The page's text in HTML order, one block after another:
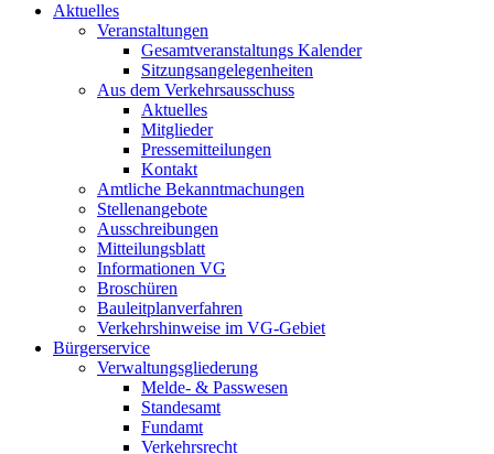
Aktuelles
Veranstaltungen
Gesamtveranstaltungs Kalender
Sitzungsangelegenheiten
Aus dem Verkehrsausschuss
Aktuelles
Mitglieder
Pressemitteilungen
Kontakt
Amtliche Bekanntmachungen
Stellenangebote
Ausschreibungen
Mitteilungsblatt
Informationen VG
Broschüren
Bauleitplanverfahren
Verkehrshinweise im VG-Gebiet
Bürgerservice
Verwaltungsgliederung
Melde- & Passwesen
Standesamt
Fundamt
Verkehrsrecht